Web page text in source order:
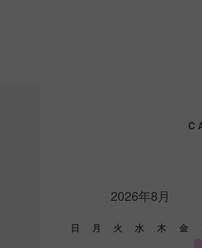
2026年8月
日 月 火 水 木 金